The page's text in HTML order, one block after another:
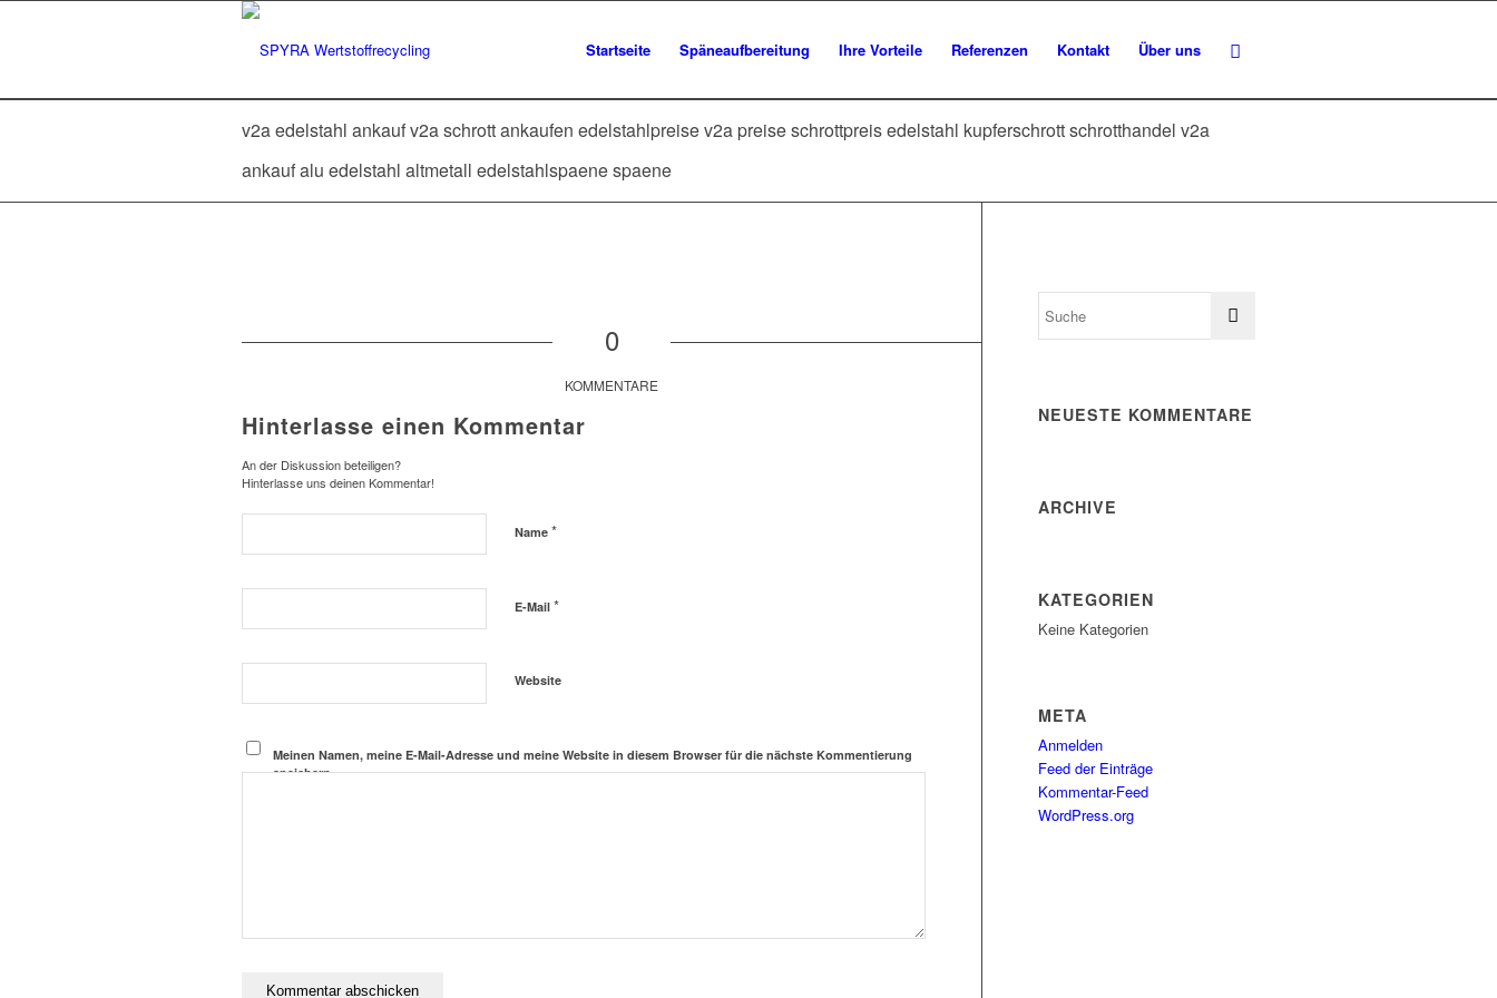
Startseite Späneaufbereitung Ihre Vorteile Referenzen Kontakt Über uns
v2a edelstahl ankauf v2a schrott ankaufen edelstahlpreise v2a preise schrottpreis edelstahl kupferschrott schrotthandel v2a
ankauf alu edelstahl altmetall edelstahlspaene spaene
0
KOMMENTARE
Hinterlasse einen Kommentar
An der Diskussion beteiligen?
Hinterlasse uns deinen Kommentar!
Name *
E-Mail *
Website
Meinen Namen, meine E-Mail-Adresse und meine Website in diesem Browser für die nächste Kommentierung
speichern.
NEUESTE KOMMENTARE
ARCHIVE
KATEGORIEN
Keine Kategorien
META
Anmelden
Feed der Einträge
Kommentar-Feed
WordPress.org